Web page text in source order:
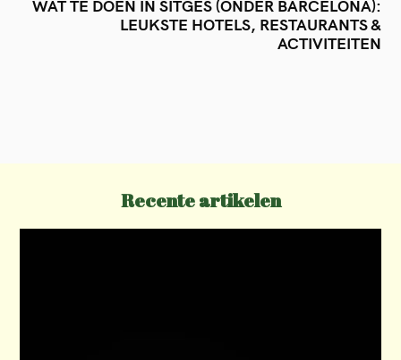
t
WAT TE DOEN IN SITGES (ONDER BARCELONA):
LEUKSTE HOTELS, RESTAURANTS &
ACTIVITEITEN
Recente artikelen